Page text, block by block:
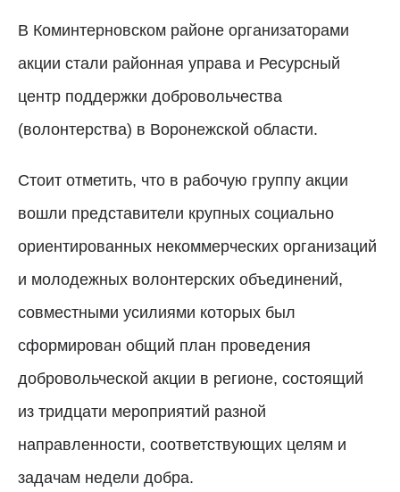
В Коминтерновском районе организаторами
акции стали районная управа и Ресурсный
центр поддержки добровольчества
(волонтерства) в Воронежской области.
Стоит отметить, что в рабочую группу акции
вошли представители крупных социально
ориентированных некоммерческих организаций
и молодежных волонтерских объединений,
совместными усилиями которых был
сформирован общий план проведения
добровольческой акции в регионе, состоящий
из тридцати мероприятий разной
направленности, соответствующих целям и
задачам недели добра.